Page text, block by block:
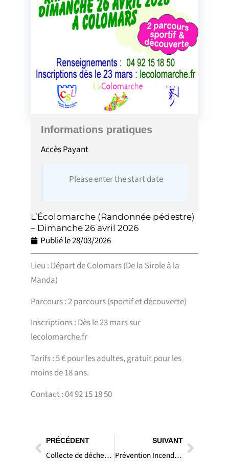
Informations pratiques
AccèsPayant
Please enter the start date
L’Écolomarche (Randonnée pédestre)
– Dimanche 26 avril 2026
Publié le28/03/2026
Lieu : Départ de Colomars (De la Sirole à la
Manda)
Parcours : 2 parcours (sportif et découverte)
Inscriptions : Dès le 23 mars sur
lecolomarche.fr
Tarifs : 5 € pour les adultes, gratuit pour les
moins de 18 ans.
Contact : 04 92 15 18 50
Précédent
PRÉCÉDENT
Collecte de déchets verts à Colomars – Samedi 18 avril 2026 de 8h à 12h
SUIVANT
Prévention Incendie : Nouvelles consignes de débroussaillement dans les Alpes-Maritimes (2026)